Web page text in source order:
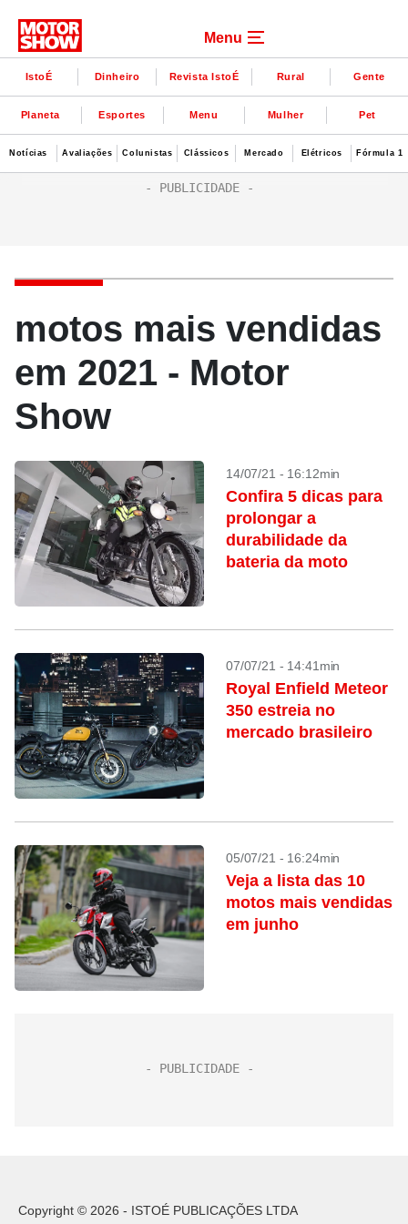
Menu
IstoÉ Dinheiro Revista IstoÉ Rural Gente
Planeta Esportes Menu Mulher Pet
Notícias Avaliações Colunistas Clássicos Mercado Elétricos Fórmula 1
motos mais vendidas
em 2021 - Motor
Show
14/07/21 - 16:12min
Confira 5 dicas para
prolongar a
durabilidade da
bateria da moto
07/07/21 - 14:41min
Royal Enfield Meteor
350 estreia no
mercado brasileiro
05/07/21 - 16:24min
Veja a lista das 10
motos mais vendidas
em junho
Copyright © 2026 - ISTOÉ PUBLICAÇÕES LTDA